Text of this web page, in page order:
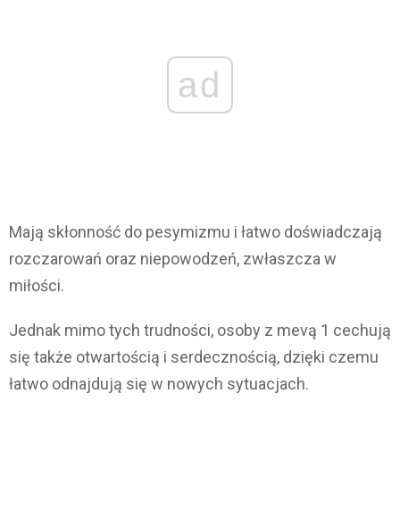
ad
Mają skłonność do pesymizmu i łatwo doświadczają
rozczarowań oraz niepowodzeń, zwłaszcza w
miłości.
Jednak mimo tych trudności, osoby z mevą 1 cechują
się także otwartością i serdecznością, dzięki czemu
łatwo odnajdują się w nowych sytuacjach.